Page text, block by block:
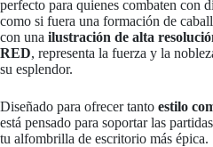
perfecto para quienes combaten con
como si fuera una formación de
con una ilustración de alta
RED, representa la fuerza y la
su esplendor.
Diseñado para ofrecer tanto estilo
está pensado para soportar las
tu alfombrilla de escritorio más épica.